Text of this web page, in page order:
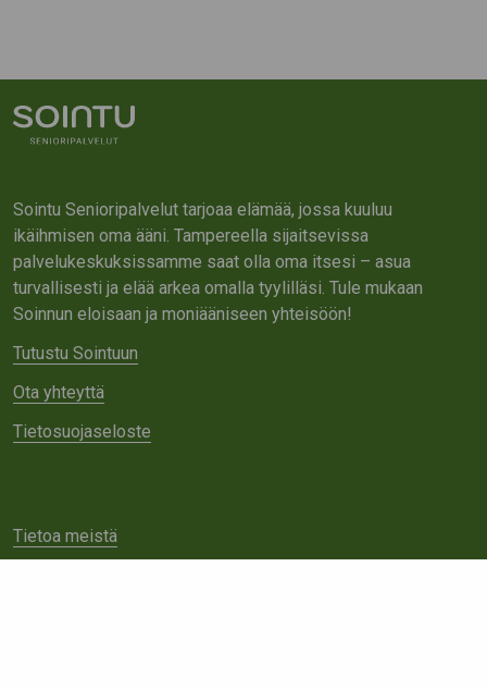
Sointu Senioripalvelut tarjoaa elämää, jossa kuuluu
ikäihmisen oma ääni. Tampereella sijaitsevissa
palvelukeskuksissamme saat olla oma itsesi – asua
turvallisesti ja elää arkea omalla tyylilläsi. Tule mukaan
Soinnun eloisaan ja moniääniseen yhteisöön!
Tutustu Sointuun
Ota yhteyttä
Tietosuojaseloste
Tietoa meistä